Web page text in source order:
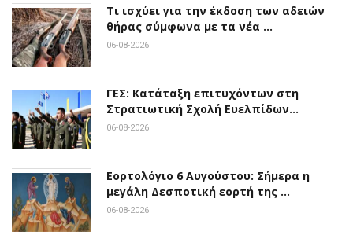
Τι ισχύει για την έκδοση των αδειών
θήρας σύμφωνα με τα νέα …
06-08-2026
ΓΕΣ: Κατάταξη επιτυχόντων στη
Στρατιωτική Σχολή Ευελπίδων…
06-08-2026
Εορτολόγιο 6 Αυγούστου: Σήμερα η
μεγάλη Δεσποτική εορτή της …
06-08-2026